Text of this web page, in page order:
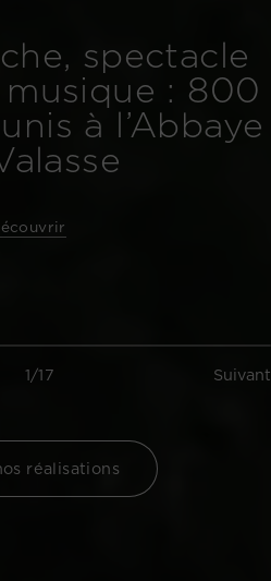
spectacle
: 800
à l’Abbaye
1/17 Suivant
réalisations